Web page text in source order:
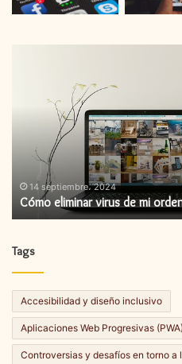
ordenador
formatear?
14 septiembre، 2024
Cómo eliminar virus de mi
Tags
Accesibilidad y diseño inclusivo
Aplicaciones Web Progresivas (PWA)
Controversias y desafíos en torno a